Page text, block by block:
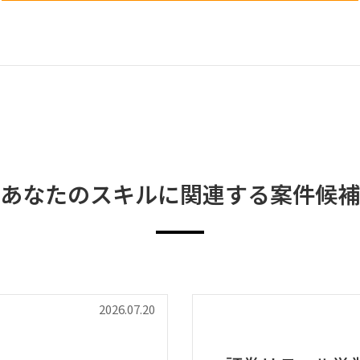
あなたのスキルに関連する案件候補
2026.07.20